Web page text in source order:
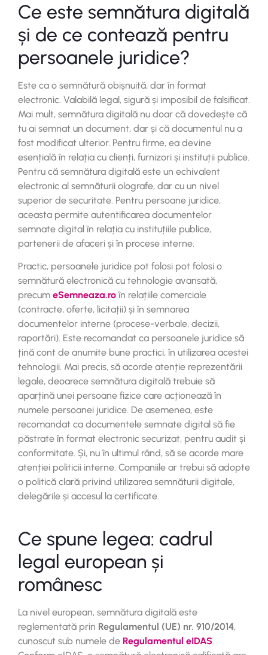
Ce este semnătura digitală
și de ce contează pentru
persoanele juridice?
Este ca o semnătură obișnuită, dar în format
electronic. Valabilă legal, sigură și imposibil de falsificat.
Mai mult, semnătura digitală nu doar că dovedește că
tu ai semnat un document, dar și că documentul nu a
fost modificat ulterior. Pentru firme, ea devine
esențială în relația cu clienți, furnizori și instituții publice.
Pentru că semnătura digitală este un echivalent
electronic al semnăturii olografe, dar cu un nivel
superior de securitate. Pentru persoane juridice,
aceasta permite autentificarea documentelor
semnate digital în relația cu instituțiile publice,
partenerii de afaceri și în procese interne.
Practic, persoanele juridice pot folosi pot folosi o
semnătură electronică cu tehnologie avansată,
precum eSemneaza.roîn relațiile comerciale
(contracte, oferte, licitații) și în semnarea
documentelor interne (procese-verbale, decizii,
raportări). Este recomandat ca persoanele juridice să
țină cont de anumite bune practici, în utilizarea acestei
tehnologii. Mai precis, să acorde atenție reprezentării
legale, deoarece semnătura digitală trebuie să
aparțină unei persoane fizice care acționează în
numele persoanei juridice. De asemenea, este
recomandat ca documentele semnate digital să fie
păstrate în format electronic securizat, pentru audit și
conformitate. Și, nu în ultimul rând, să se acorde mare
atenției politicii interne. Companiile ar trebui să adopte
o politică clară privind utilizarea semnăturii digitale,
delegările și accesul la certificate.
Ce spune legea: cadrul
legal european și
românesc
La nivel european, semnătura digitală este
reglementată prin Regulamentul (UE) nr. 910/2014,
cunoscut sub numele de Regulamentul eIDAS.